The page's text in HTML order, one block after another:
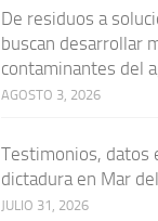
De residuos a
buscan desarrollar
contaminantes del
AGOSTO 3, 2026
Testimonios, datos
dictadura en Mar
JULIO 31, 2026